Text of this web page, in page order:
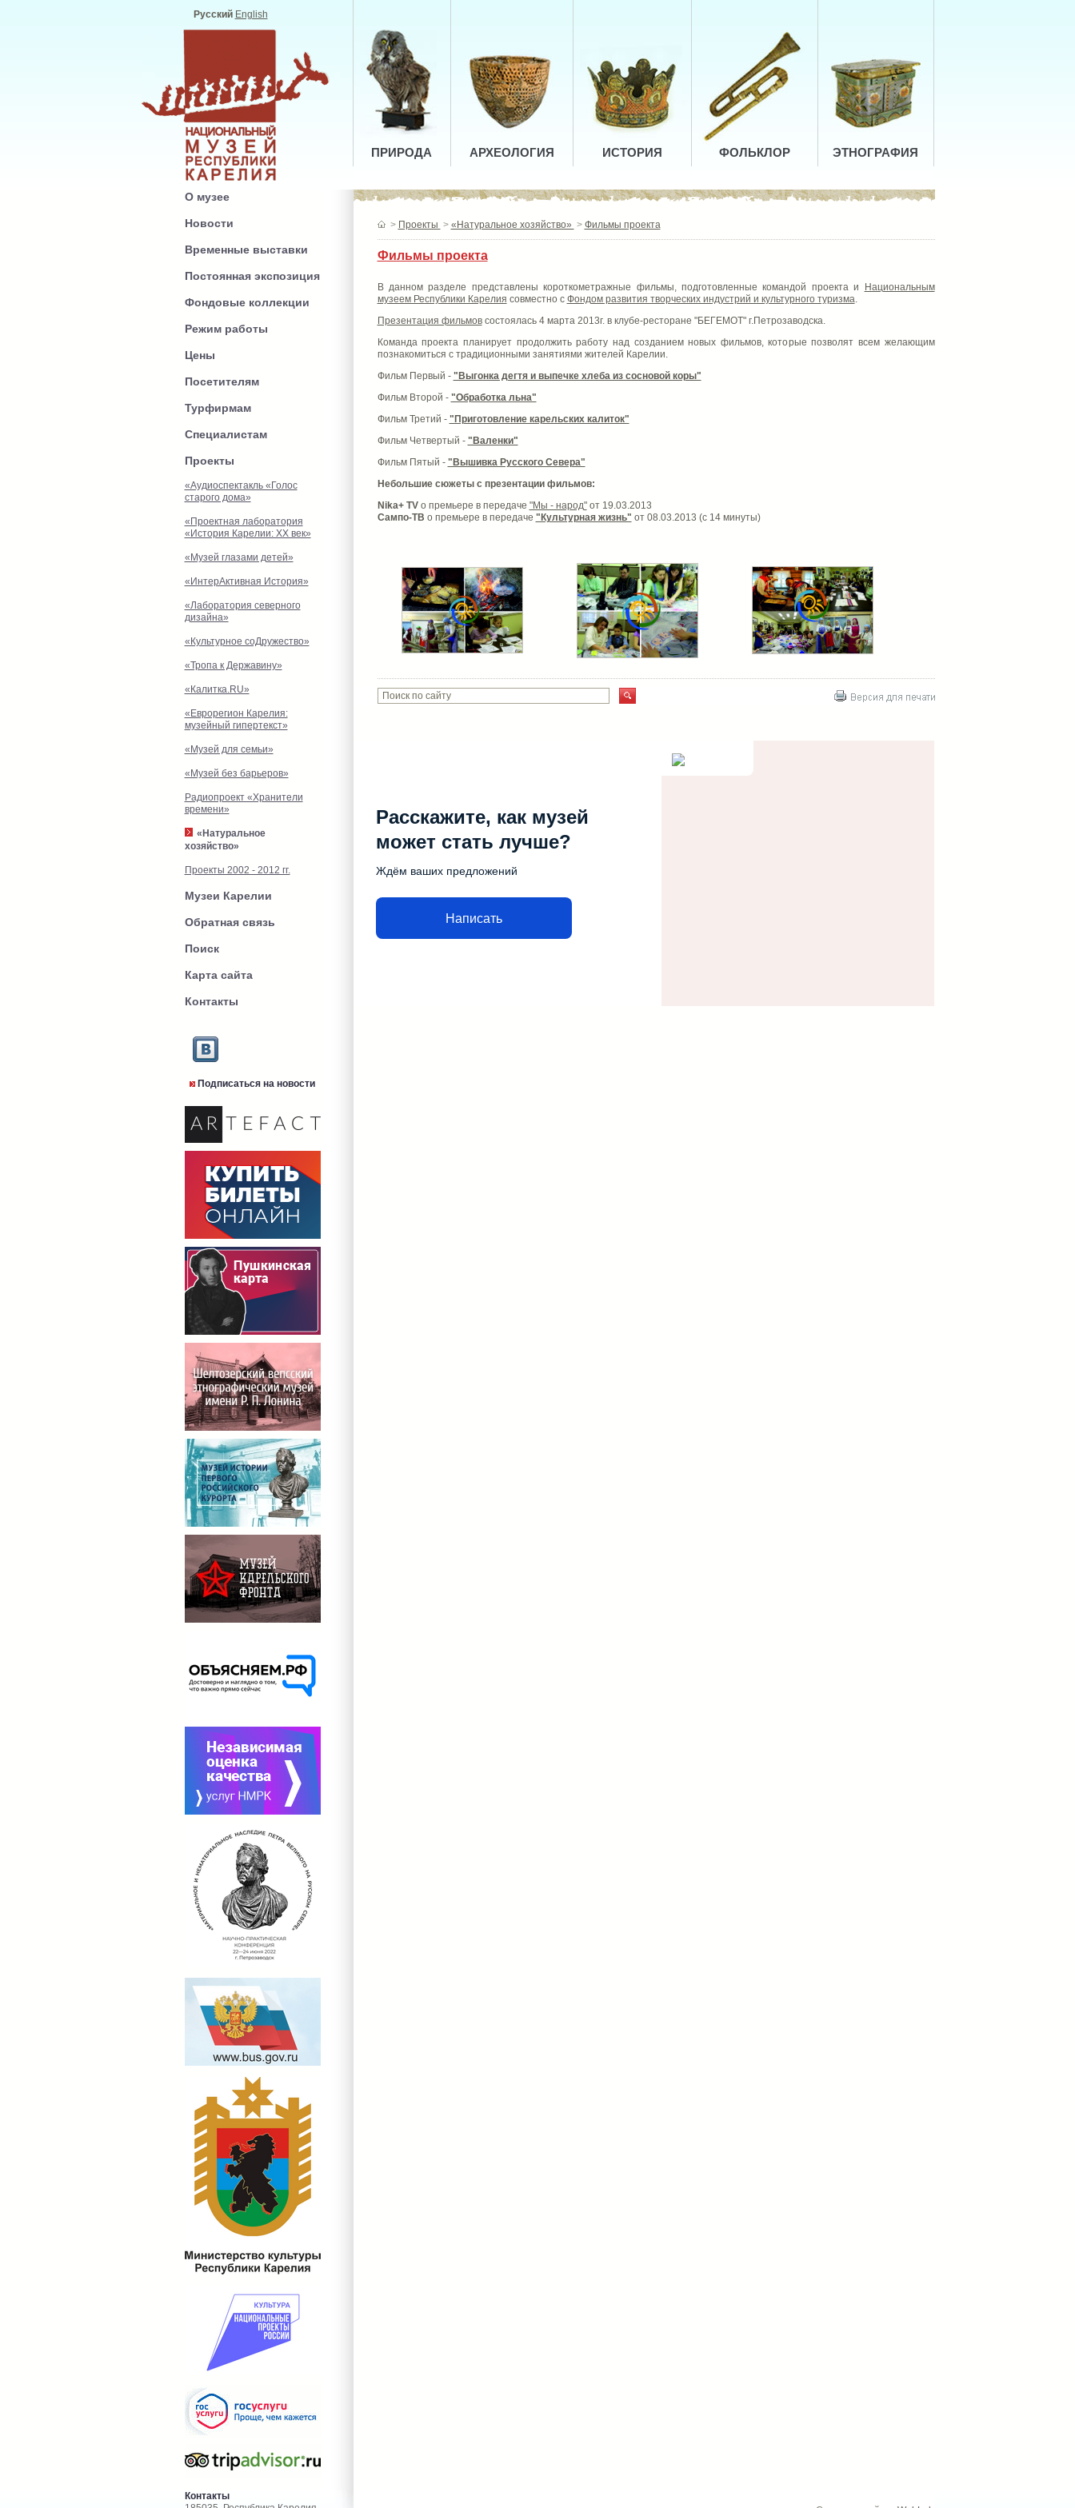
Русский English
ПРИРОДА АРХЕОЛОГИЯ ИСТОРИЯ ФОЛЬКЛОР ЭТНОГРАФИЯ
О музее
Новости
Временные выставки
Постоянная экспозиция
Фондовые коллекции
Режим работы
Цены
Посетителям
Турфирмам
Специалистам
Проекты
«Аудиоспектакль «Голос
старого дома»
«Проектная лаборатория
«История Карелии: XX век»
«Музей глазами детей»
«ИнтерАктивная История»
«Лаборатория северного
дизайна»
«Культурное соДружество»
«Тропа к Державину»
«Калитка.RU»
«Еврорегион Карелия:
музейный гипертекст»
«Музей для семьи»
«Музей без барьеров»
Радиопроект «Хранители
времени»
«Натуральное
хозяйство»
Проекты 2002 - 2012 гг.
Музеи Карелии
Обратная связь
Поиск
Карта сайта
Контакты
Подписаться на новости
> Проекты > «Натуральное хозяйство» > Фильмы проекта
Фильмы проекта
В данном разделе представлены короткометражные фильмы, подготовленные командой проекта и
Национальным
музеем Республики Карелия совместно с Фондом развития творческих индустрий и культурного туризма.
Презентация фильмовсостоялась 4 марта 2013г. в клубе-ресторане "БЕГЕМОТ" г.Петрозаводска.
Команда проекта планирует продолжить работу над созданием новых фильмов, которые позволят всем желающим
познакомиться с традиционными занятиями жителей Карелии.
Фильм Первый - "Выгонка дегтя и выпечке хлеба из сосновой коры"
Фильм Второй - "Обработка льна"
Фильм Третий - "Приготовление карельских калиток"
Фильм Четвертый - "Валенки"
Фильм Пятый - "Вышивка Русского Севера"
Небольшие сюжеты с презентации фильмов:
Nika+ TV о премьере в передаче "Мы - народ"от 19.03.2013
Сампо-ТВ о премьере в передаче "Культурная жизнь" от 08.03.2013 (с 14 минуты)
Расскажите, как музей
может стать лучше?
Ждём ваших предложений
Написать
Контакты